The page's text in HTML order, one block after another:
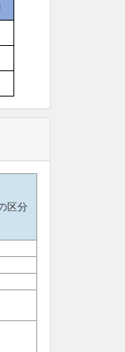
区分